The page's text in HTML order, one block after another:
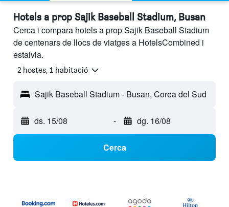
Hotels a prop Sajik Baseball Stadium, Busan
Cerca i compara hotels a prop Sajik Baseball Stadium
de centenars de llocs de viatges a HotelsCombined i
estalvia.
2 hostes, 1 habitació
Sajik Baseball Stadium - Busan, Corea del Sud
ds. 15/08 - dg. 16/08
Cerca